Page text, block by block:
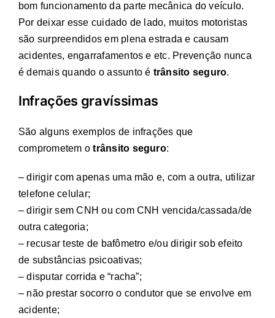
bom funcionamento da parte mecânica do veículo.
Por deixar esse cuidado de lado, muitos motoristas
são surpreendidos em plena estrada e causam
acidentes, engarrafamentos e etc. Prevenção nunca
é demais quando o assunto é trânsito seguro.
Infrações gravíssimas
São alguns exemplos de infrações que
comprometem otrânsito seguro:
– dirigir com apenas uma mão e, com a outra, utilizar
telefone celular;
– dirigir sem CNH ou com CNH vencida/cassada/de
outra categoria;
– recusar teste de bafômetro e/ou dirigir sob efeito
de substâncias psicoativas;
– disputar corrida e “racha”;
– não prestar socorro o condutor que se envolve em
acidente;